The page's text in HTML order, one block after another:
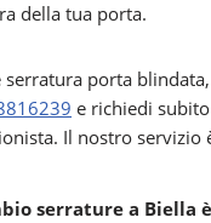
della tua porta.
serratura porta
e richiedi
Il nostro servizio
serrature a Biella